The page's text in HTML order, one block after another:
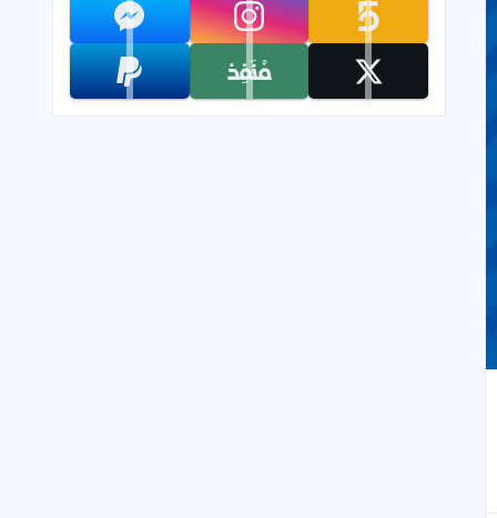
العلامات المرجعية
تابعنا على khamsat تابعنا على instagram تابعنا على messenger
تابعنا على x تابعنا على monafiz تابعنا على paypal